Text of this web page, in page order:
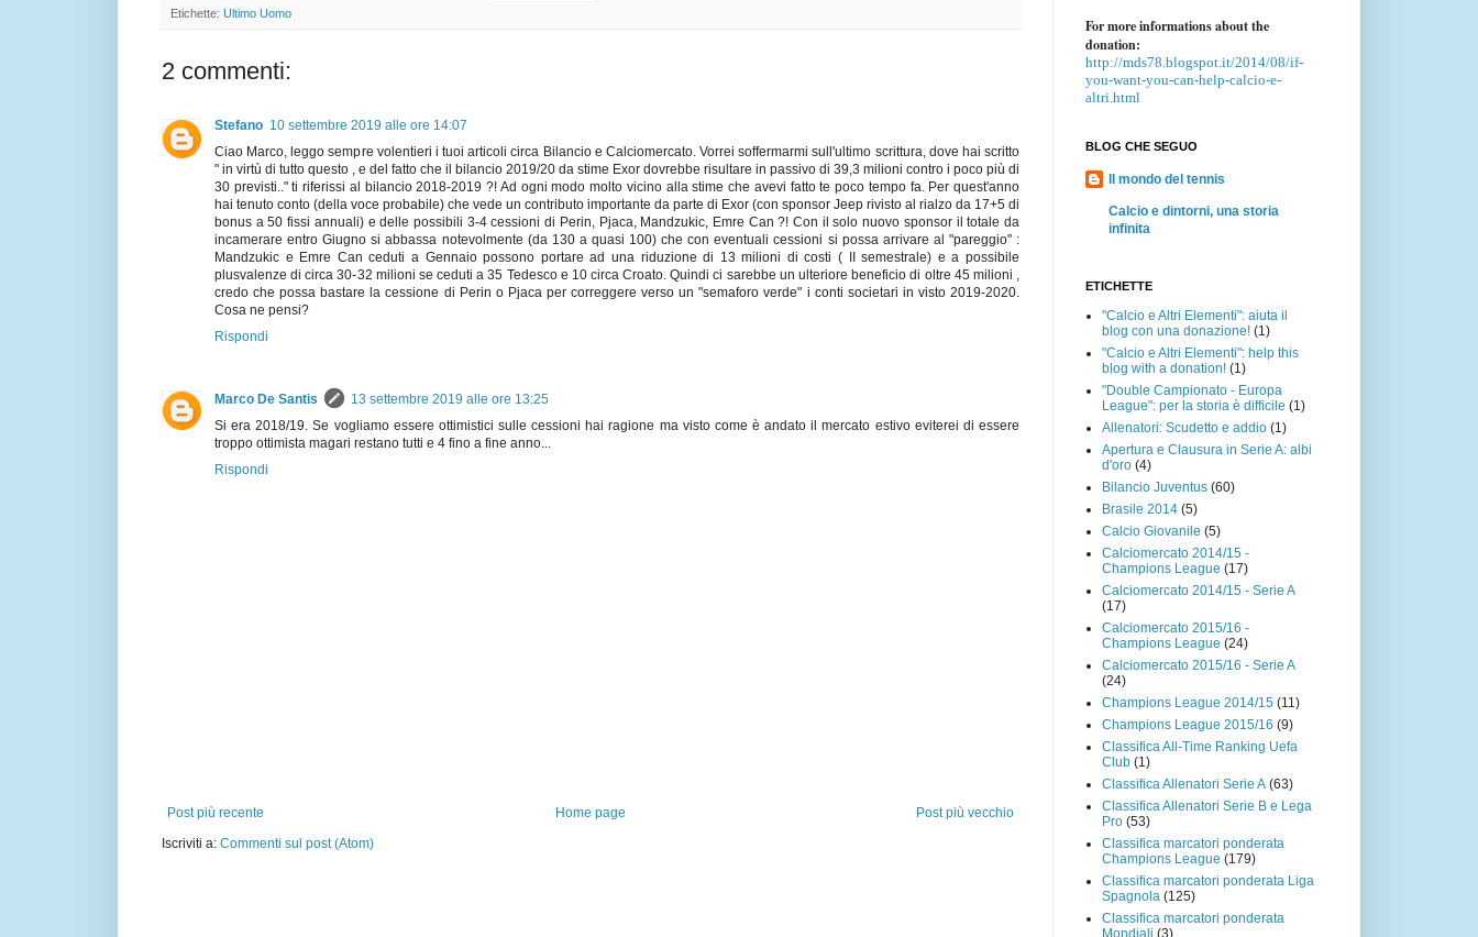
Etichette: Ultimo Uomo
2 commenti:
Stefano 10 settembre 2019 alle ore 14:07
Ciao Marco, leggo sempre volentieri i tuoi articoli circa Bilancio e Calciomercato. Vorrei soffermarmi sull'ultimo scrittura, dove hai scritto
" in virtù di tutto questo , e del fatto che il bilancio 2019/20 da stime Exor dovrebbe risultare in passivo di 39,3 milioni contro i poco più di
30 previsti.." ti riferissi al bilancio 2018-2019 ?! Ad ogni modo molto vicino alla stime che avevi fatto te poco tempo fa. Per quest'anno
hai tenuto conto (della voce probabile) che vede un contributo importante da parte di Exor (con sponsor Jeep rivisto al rialzo da 17+5 di
bonus a 50 fissi annuali) e delle possibili 3-4 cessioni di Perin, Pjaca, Mandzukic, Emre Can ?! Con il solo nuovo sponsor il totale da
incamerare entro Giugno si abbassa notevolmente (da 130 a quasi 100) che con eventuali cessioni si possa arrivare al "pareggio" :
Mandzukic e Emre Can ceduti a Gennaio possono portare ad una riduzione di 13 milioni di costi ( II semestrale) e a possibile
plusvalenze di circa 30-32 milioni se ceduti a 35 Tedesco e 10 circa Croato. Quindi ci sarebbe un ulteriore beneficio di oltre 45 milioni ,
credo che possa bastare la cessione di Perin o Pjaca per correggere verso un "semaforo verde" i conti societari in visto 2019-2020.
Cosa ne pensi?
Rispondi
Marco De Santis
13 settembre 2019 alle ore 13:25
Si era 2018/19. Se vogliamo essere ottimistici sulle cessioni hai ragione ma visto come è andato il mercato estivo eviterei di essere
troppo ottimista magari restano tutti e 4 fino a fine anno...
Rispondi
Post più recente Post più vecchio
Home page
Iscriviti a: Commenti sul post (Atom)
For more informations about the
donation:
http://mds78.blogspot.it/2014/08/if-
you-want-you-can-help-calcio-e-
altri.html
BLOG CHE SEGUO
Il mondo del tennis
Calcio e dintorni, una storia
infinita
ETICHETTE
"Calcio e Altri Elementi": aiuta il
blog con una donazione! (1)
"Calcio e Altri Elementi": help this
blog with a donation! (1)
"Double Campionato - Europa
League": per la storia è difficile (1)
Allenatori: Scudetto e addio (1)
Apertura e Clausura in Serie A: albi
d'oro (4)
Bilancio Juventus (60)
Brasile 2014 (5)
Calcio Giovanile (5)
Calciomercato 2014/15 -
Champions League (17)
Calciomercato 2014/15 - Serie A
(17)
Calciomercato 2015/16 -
Champions League (24)
Calciomercato 2015/16 - Serie A
(24)
Champions League 2014/15 (11)
Champions League 2015/16 (9)
Classifica All-Time Ranking Uefa
Club (1)
Classifica Allenatori Serie A (63)
Classifica Allenatori Serie B e Lega
Pro (53)
Classifica marcatori ponderata
Champions League (179)
Classifica marcatori ponderata Liga
Spagnola (125)
Classifica marcatori ponderata
Mondiali (3)